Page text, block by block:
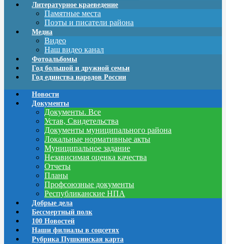
Литературное краеведение
Памятные места
Поэты и писатели района
Медиа
Видео
Наш видео канал
Фотоальбомы
Год большой и дружной семьи
Год единства народов России
Новости
Документы
Документы. Все
Устав, Свидетельства
Документы муниципального района
Локальные нормативные акты
Муниципальное задание
Независимая оценка качества
Отчеты
Планы
Профсоюзные документы
Республиканские НПА
Добрые дела
Бессмертный полк
100 Новостей
Наши филиалы в соцсетях
Рубрика Пушкинская карта